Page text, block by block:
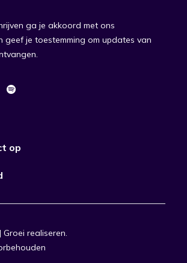
ga je akkoord met ons
geef je toestemming om updates van
op
realiseren.